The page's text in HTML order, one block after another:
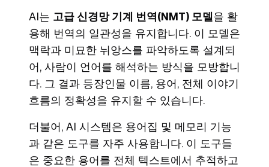
AI는 고급 신경망 기계 번역(NMT) 모델 을 활
용해 번역의 일관성을 유지합니다. 이 모델은
맥락과 미묘한 뉘앙스를 파악하도록 설계되
어, 사람이 언어를 해석하는 방식을 모방합니
다. 그 결과 등장인물 이름, 용어, 전체 이야기
흐름의 정확성을 유지할 수 있습니다.
더불어, AI 시스템은 용어집 및 메모리 기능
과 같은 도구를 자주 사용합니다. 이 도구들
은 중요한 용어를 전체 텍스트에서 추적하고